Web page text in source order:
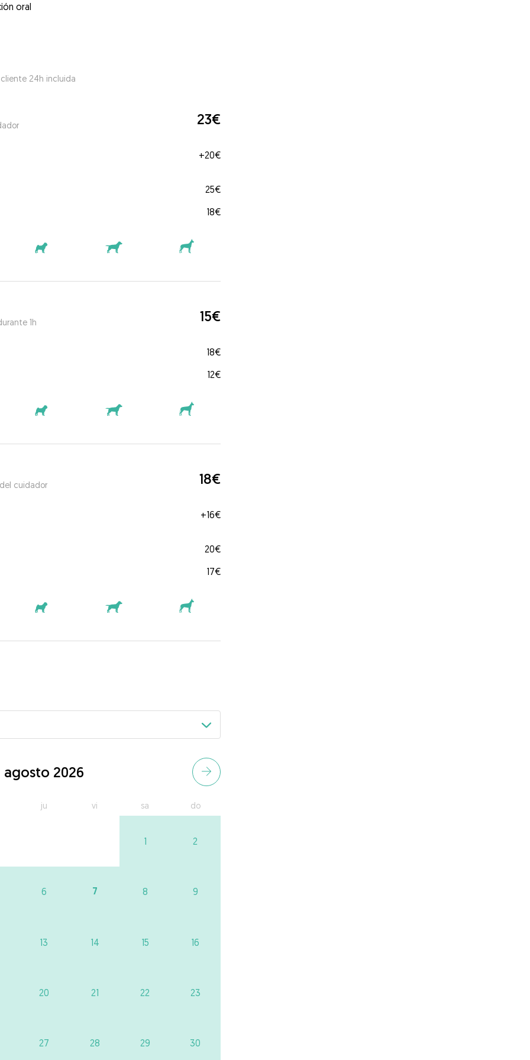
oral
24h incluida
23€
+20€
25€
18€
1h 15€
18€
12€
cuidador 18€
+16€
20€
17€
agosto 2026
ju vi sa do
1 2
6 7 8 9
13 14 15 16
20 21 22 23
27 28 29 30